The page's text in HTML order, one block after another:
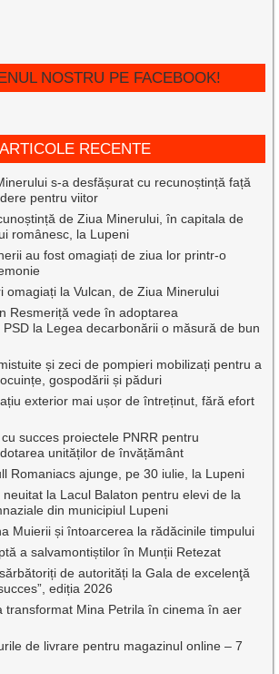
NOSTRU PE FACEBOOK!
ARTICOLE RECENTE
s-a desfășurat cu recunoștință față
pentru viitor
de Ziua Minerului, în capitala de
românesc, la Lupeni
au fost omagiați de ziua lor printr-o
omagiați la Vulcan, de Ziua Minerului
Resmeriță vede în adoptarea
la Legea decarbonării o măsură de bun
și zeci de pompieri mobilizați pentru a
gospodării și păduri
exterior mai ușor de întreținut, fără efort
succes proiectele PNRR pentru
unităților de învățământ
Romaniacs ajunge, pe 30 iulie, la Lupeni
la Lacul Balaton pentru elevi de la
din municipiul Lupeni
Muierii și întoarcerea la rădăcinile timpului
a salvamontiștilor în Munții Retezat
de autorități la Gala de excelenţă
ediția 2026
transformat Mina Petrila în cinema în aer
de livrare pentru magazinul online – 7